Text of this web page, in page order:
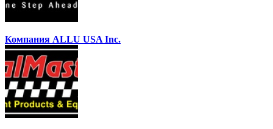
Компания ALLU USA Inc.